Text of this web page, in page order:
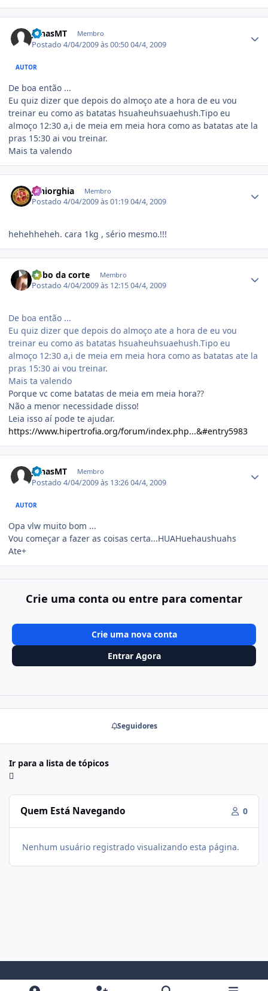
JonasMT Membro
Postado4/04/2009 às 00:5004/4, 2009
AUTOR
De boa então ...
Eu quiz dizer que depois do almoço ate a hora de eu vou
treinar eu como as batatas hsuaheuhsuaehush.Tipo eu
almoço 12:30 a,i de meia em meia hora como as batatas ate la
pras 15:30 ai vou treinar.
Mais ta valendo
juniorghia Membro
Postado4/04/2009 às 01:1904/4, 2009
hehehheheh. cara 1kg , sério mesmo.!!!
Bobo da corte Membro
Postado4/04/2009 às 12:1504/4, 2009
De boa então ...
Eu quiz dizer que depois do almoço ate a hora de eu vou
treinar eu como as batatas hsuaheuhsuaehush.Tipo eu
almoço 12:30 a,i de meia em meia hora como as batatas ate la
pras 15:30 ai vou treinar.
Mais ta valendo
Porque vc come batatas de meia em meia hora??
Não a menor necessidade disso!
Leia isso aí pode te ajudar.
https://www.hipertrofia.org/forum/index.php...&#entry5983
JonasMT Membro
Postado4/04/2009 às 13:2604/4, 2009
AUTOR
Opa vlw muito bom ...
Vou começar a fazer as coisas certa...HUAHuehaushuahs
Ate+
Crie uma conta ou entre para comentar
Crie uma nova conta
Entrar Agora
Seguidores
Ir para a lista de tópicos
Quem Está Navegando 0
Nenhum usuário registrado visualizando esta página.